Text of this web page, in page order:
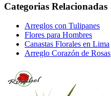
Categorias Relacionadas
Arreglos con Tulipanes
Flores para Hombres
Canastas Florales en Lima
Arreglo Corazón de Rosas